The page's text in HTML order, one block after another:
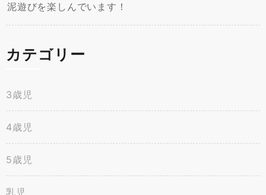
泥遊びを楽しんでいます！
カテゴリー
3歳児
4歳児
5歳児
乳児